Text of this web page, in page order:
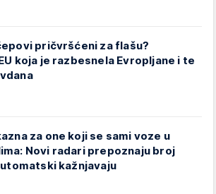
pričvršćeni za flašu?
koja je razbesnela Evropljane i te
za one koji se sami voze u
Novi radari prepoznaju broj
kažnjavaju